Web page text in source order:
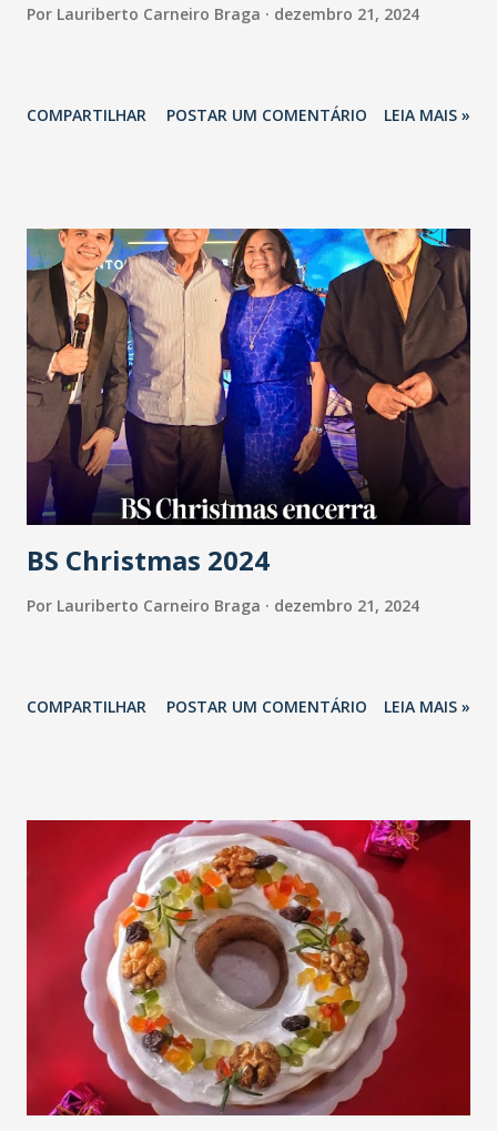
Por Lauriberto Carneiro Braga dezembro 21, 2024
COMPARTILHAR POSTAR UM COMENTÁRIO LEIA MAIS »
BS Christmas 2024
Por Lauriberto Carneiro Braga dezembro 21, 2024
COMPARTILHAR POSTAR UM COMENTÁRIO LEIA MAIS »